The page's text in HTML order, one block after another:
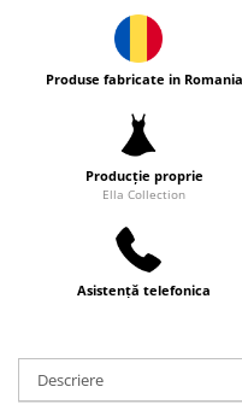
Produse fabricate in Romania
Producție proprie
Ella Collection
Asistență telefonica
Descriere